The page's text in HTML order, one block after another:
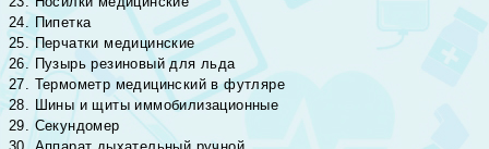
24. Пипетка
25. Перчатки медицинские
26. Пузырь резиновый для льда
27. Термометр медицинский в футляре
28. Шины и щиты иммобилизационные
29. Секундомер